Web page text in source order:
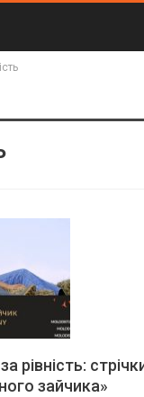
рівність:
зайчика»